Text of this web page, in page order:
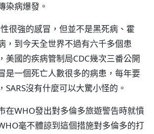
染病爆發。
很強的感冒，但並不是黑死病、霍
，到今天全世界不過有六千多個患
美國的疾病管制局CDC幾次三番公開
是一個死亡人數很多的病患，每年要
SARS沒有什麼可以大驚小怪的。
在WHO發出對多倫多旅遊警告時就憤
毫不體諒到這個措施對多倫多的打